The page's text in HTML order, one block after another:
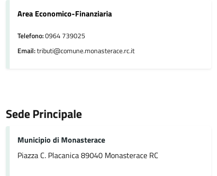
Area Economico-Finanziaria
Telefono:0964 739025
Email:tributi@comune.monasterace.rc.it
Sede Principale
Municipio di Monasterace
Piazza C. Placanica 89040 Monasterace RC